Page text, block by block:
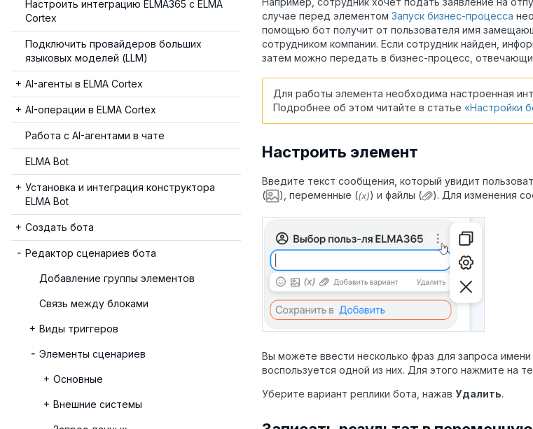
Настроить интеграцию ELMA365 с ELMA
Cortex
Подключить провайдеров больших
языковых моделей (LLM)
AI-агенты в ELMA Cortex
AI-операции в ELMA Cortex
Работа с AI-агентами в чате
ELMA Bot
Установка и интеграция конструктора
ELMA Bot
Создать бота
Редактор сценариев бота
Добавление группы элементов
Связь между блоками
Виды триггеров
Элементы сценариев
Основные
Внешние системы
случае перед элементом Запуск бизнес-процесса
помощью бот получит от пользователя имя
сотрудником компании. Если сотрудник найден,
затем можно передать в бизнес-процесс,
Для работы элемента необходима настроенная
Подробнее об этом читайте в статье «Настройки
Настроить элемент
Введите текст сообщения, который увидит
(
), переменные ( ) и файлы ( ). Для изменения
Вы можете ввести несколько фраз для запроса
воспользуется одной из них. Для этого нажмите на
Уберите вариант реплики бота, нажав Удалить.